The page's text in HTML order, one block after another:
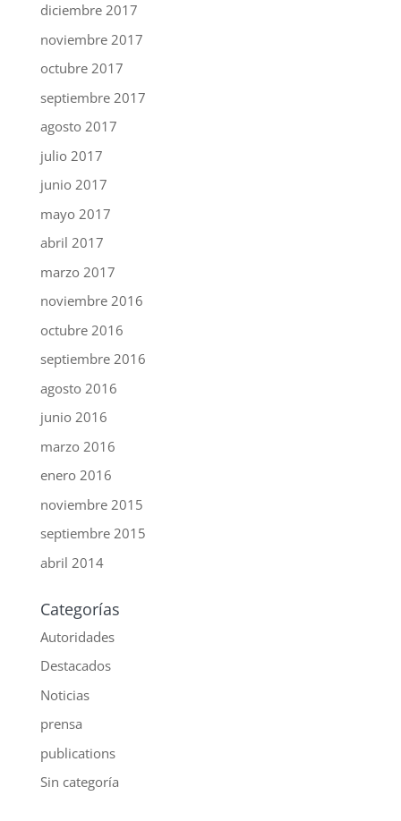
diciembre 2017
noviembre 2017
octubre 2017
septiembre 2017
agosto 2017
julio 2017
junio 2017
mayo 2017
abril 2017
marzo 2017
noviembre 2016
octubre 2016
septiembre 2016
agosto 2016
junio 2016
marzo 2016
enero 2016
noviembre 2015
septiembre 2015
abril 2014
Categorías
Autoridades
Destacados
Noticias
prensa
publications
Sin categoría